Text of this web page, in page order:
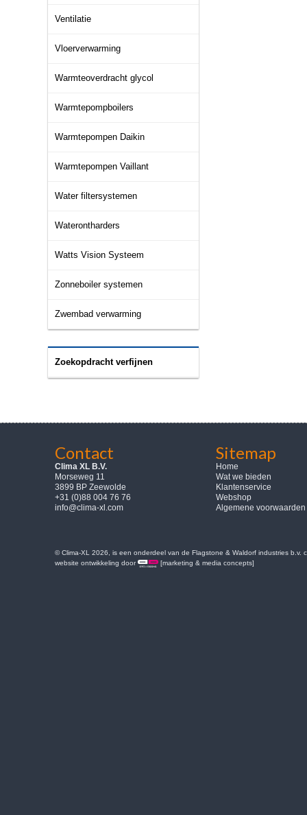
Ventilatie
Vloerverwarming
Warmteoverdracht glycol
Warmtepompboilers
Warmtepompen Daikin
Warmtepompen Vaillant
Water filtersystemen
Waterontharders
Watts Vision Systeem
Zonneboiler systemen
Zwembad verwarming
Zoekopdracht verfijnen
Contact
Clima XL B.V.
Morseweg 11
3899 BP Zeewolde
+31 (0)88 004 76 76
info@clima-xl.com
Sitemap
Home
Wat we bieden
Klantenservice
Webshop
Algemene voorwaarden
© Clima-XL 2026, is een onderdeel van de Flagstone & Waldorf industries b.v.
website ontwikkeling door
[marketing & media concepts]